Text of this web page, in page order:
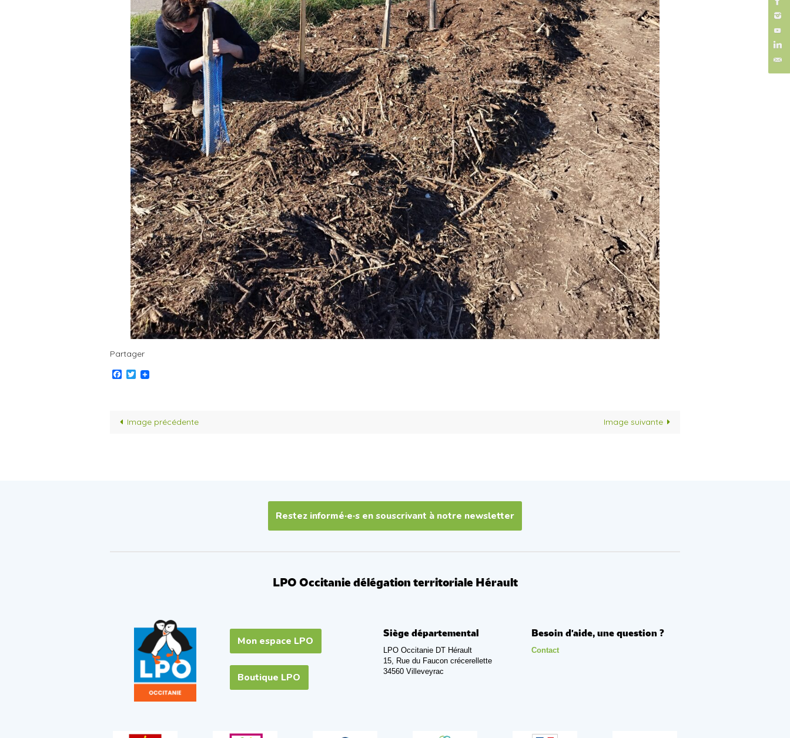
Partager
Facebook
Twitter
Image précédente Image suivante
Restez informé·e·s en souscrivant à notre newsletter
LPO Occitanie délégation territoriale Hérault
Mon espace LPO
Boutique LPO
Siège départemental
LPO Occitanie DT Hérault
15, Rue du Faucon crécerellette
34560 Villeveyrac
Besoin d'aide, une question ?
Contact